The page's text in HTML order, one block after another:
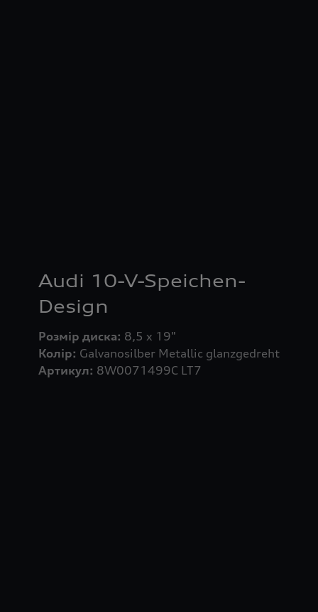
Audi 10-V-Speichen-
Design
Розмір диска:
Колір:
Galvanosilber Metallic glanzgedreht
Артикул: 8W0071499C LT7